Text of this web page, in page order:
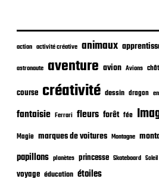
l
i
a
i
n
action activité créative animaux
astronaute aventure avion Avions
course créativité dessin dragon
fantaisie Ferrari fleurs forêt fée
Magie marques de voitures Montagne
papillons planètes princesse Skateboard Soleil
voyage éducation étoiles